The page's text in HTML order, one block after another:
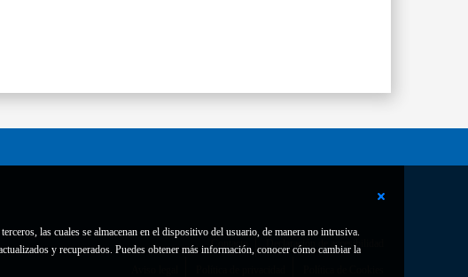
las cuales se almacenan en el dispositivo del usuario, de manera no intrusiva.
y recuperados. Puedes obtener más información, conocer cómo cambiar la
Contacto Declaración de accesibilidad